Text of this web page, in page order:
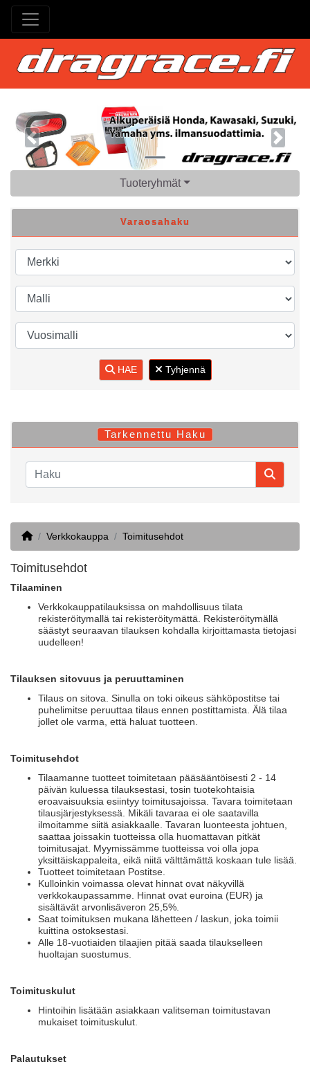
Previous Next
Tuoteryhmät
Varaosahaku
HAE Tyhjennä
Tarkennettu Haku
HomeVerkkokauppa Toimitusehdot
Toimitusehdot
Tilaaminen
Verkkokauppatilauksissa on mahdollisuus tilata
rekisteröitymallä tai rekisteröitymättä. Rekisteröitymällä
säästyt seuraavan tilauksen kohdalla kirjoittamasta tietojasi
uudelleen!
Tilauksen sitovuus ja peruuttaminen
Tilaus on sitova. Sinulla on toki oikeus sähköpostitse tai
puhelimitse peruuttaa tilaus ennen postittamista. Älä tilaa
jollet ole varma, että haluat tuotteen.
Toimitusehdot
Tilaamanne tuotteet toimitetaan pääsääntöisesti 2 - 14
päivän kuluessa tilauksestasi, tosin tuotekohtaisia
eroavaisuuksia esiintyy toimitusajoissa. Tavara toimitetaan
tilausjärjestyksessä. Mikäli tavaraa ei ole saatavilla
ilmoitamme siitä asiakkaalle. Tavaran luonteesta johtuen,
saattaa joissakin tuotteissa olla huomattavan pitkät
toimitusajat. Myymissämme tuotteissa voi olla jopa
yksittäiskappaleita, eikä niitä välttämättä koskaan tule lisää.
Tuotteet toimitetaan Postitse.
Kulloinkin voimassa olevat hinnat ovat näkyvillä
verkkokaupassamme. Hinnat ovat euroina (EUR) ja
sisältävät arvonlisäveron 25,5%.
Saat toimituksen mukana lähetteen / laskun, joka toimii
kuittina ostoksestasi.
Alle 18-vuotiaiden tilaajien pitää saada tilaukselleen
huoltajan suostumus.
Toimituskulut
Hintoihin lisätään asiakkaan valitseman toimitustavan
mukaiset toimituskulut.
Palautukset